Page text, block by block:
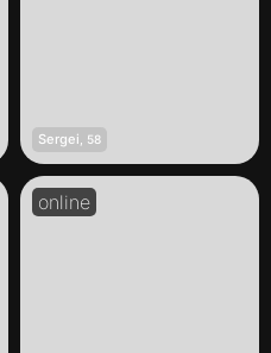
Sergei 58